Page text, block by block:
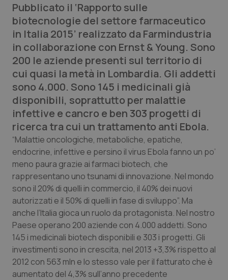
Abruzzo
Basilicata
Calabria
Campania
Emilia-Romagna
Friuli Venezia Giulia
Lazio
Liguria
Lombardia
Marche
QS Pro Gold
Artrite & artrosi
Asma & BPCO
Car-T
Colesterolo & coronaropatie
Dermatite Atopica
Diabete & glucometri
Disturbi dell’umore
Dolore
Donna & Salute
QS Club Newsletter
Pubblicato il ‘Rapporto sulle
biotecnologie del settore farmaceutico
in Italia 2015’ realizzato da Farmindustria
in collaborazione con Ernst & Young. Sono
200 le aziende presenti sul territorio di
cui quasi la metà in Lombardia. Gli addetti
sono 4.000. Sono 145 i medicinali già
disponibili, soprattutto per malattie
infettive e cancro e ben 303 progetti di
ricerca tra cui un trattamento anti Ebola.
“Malattie oncologiche, metaboliche, epatiche,
endocrine, infettive e persino il virus Ebola fanno un po’
meno paura grazie ai farmaci biotech, che
rappresentano uno tsunami di innovazione. Nel mondo
sono il 20% di quelli in commercio, il 40% dei nuovi
autorizzati e il 50% di quelli in fase di sviluppo”. Ma
anche l’Italia gioca un ruolo da protagonista. Nel nostro
Paese operano 200 aziende con 4.000 addetti. Sono
145 i medicinali biotech disponibili e 303 i progetti. Gli
investimenti sono in crescita, nel 2013 +3,3% rispetto al
2012 con 563 mln e lo stesso vale per il fatturato che è
aumentato del 4,3% sull’anno precedente